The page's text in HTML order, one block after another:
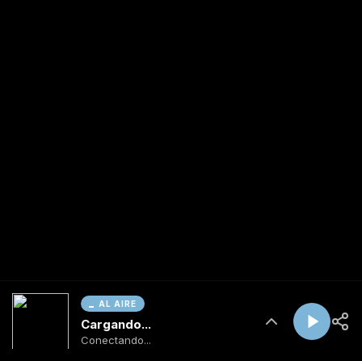
AL AIRE
Cargando...
Conectando...